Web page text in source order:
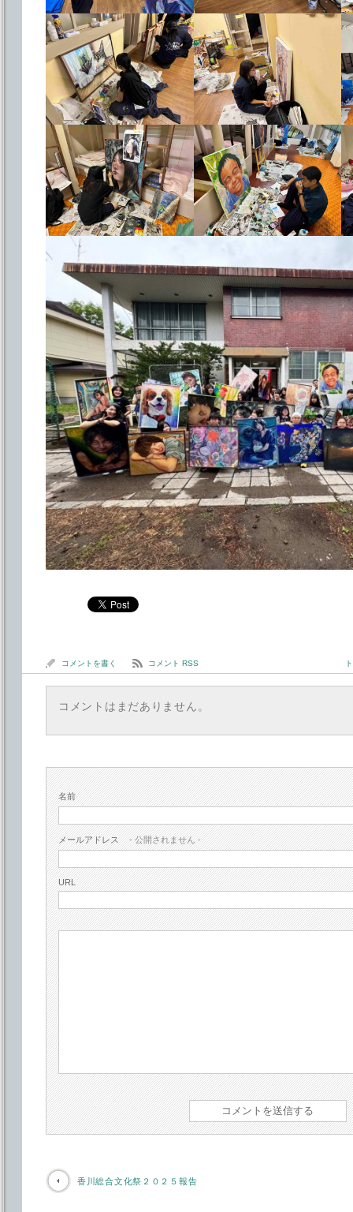
コメントを書く コメント RSS
コメントはまだありません。
名前
メールアドレス - 公開されません -
URL
香川総合文化祭２０２５報告